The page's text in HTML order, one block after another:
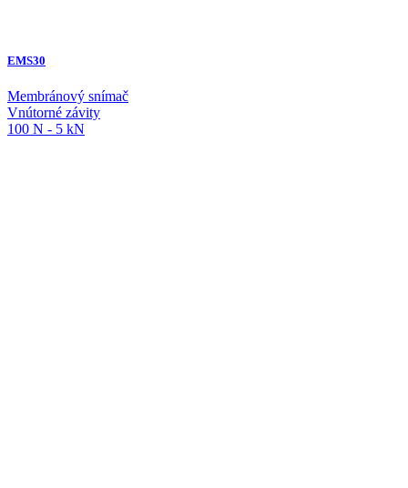
EMS30
Membránový snímač
Vnútorné závity
100 N - 5 kN